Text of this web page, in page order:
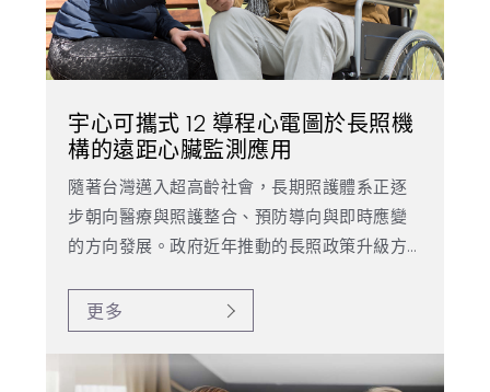
宇心可攜式 12 導程心電圖於長照機
構的遠距心臟監測應用
隨著台灣邁入超高齡社會，長期照護體系正逐
步朝向醫療與照護整合、預防導向與即時應變
的方向發展。政府近年推動的長照政策升級方
神，強調智慧長照、遠距醫療、健康監測前
移，以及長照機構與醫療院所之間的協作模
更多
繁 US